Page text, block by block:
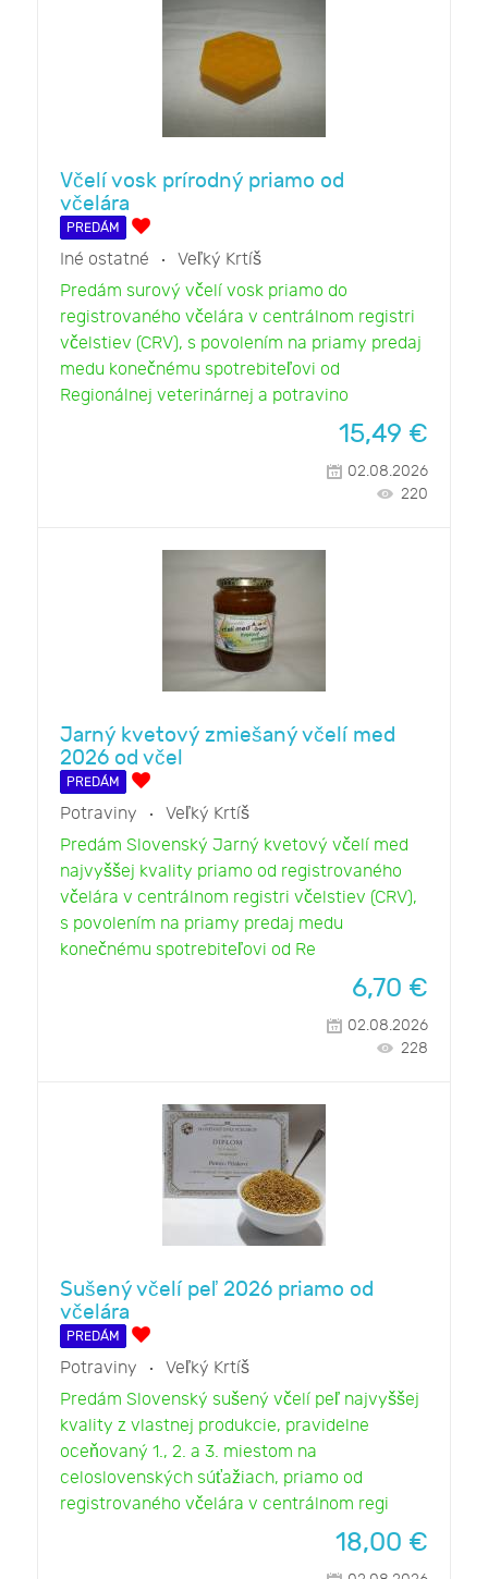
Včelí vosk prírodný priamo od
včelára
PREDÁM
Iné ostatné
Veľký Krtíš
Predám surový včelí vosk priamo do
registrovaného včelára v centrálnom registri
včelstiev (CRV), s povolením na priamy predaj
medu konečnému spotrebiteľovi od
Regionálnej veterinárnej a potravino
15,49 €
02.08.2026
220
Jarný kvetový zmiešaný včelí med
2026 od včel
PREDÁM
Potraviny
Veľký Krtíš
Predám Slovenský Jarný kvetový včelí med
najvyššej kvality priamo od registrovaného
včelára v centrálnom registri včelstiev (CRV),
s povolením na priamy predaj medu
konečnému spotrebiteľovi od Re
6,70 €
02.08.2026
228
Sušený včelí peľ 2026 priamo od
včelára
PREDÁM
Potraviny
Veľký Krtíš
Predám Slovenský sušený včelí peľ najvyššej
kvality z vlastnej produkcie, pravidelne
oceňovaný 1., 2. a 3. miestom na
celoslovenských súťažiach, priamo od
registrovaného včelára v centrálnom regi
18,00 €